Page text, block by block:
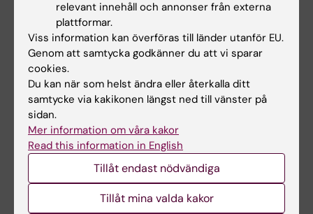
tentamina/prov ges inte något ytterligare
examinationstillfälle. Som examinationstillfälle
räknas de gånger studenten deltagit i ett och
samma prov. Inlämning av blank skrivning
räknas som examinationstillfälle.
Examinationstillfälle till vilket studenten anmält
sig men inte deltagit räknas inte som
examinationstillfälle.
För sent inlämnade examinationsuppgifter
beaktas ej. Studenter som inte lämnat in i tid
relevant innehåll och annonser från externa
plattformar.
Viss information kan överföras till länder utanför EU.
Genom att samtycka godkänner du att vi sparar
cookies.
Du kan när som helst ändra eller återkalla ditt
samtycke via kakikonen längst ned till vänster på
sidan.
Mer information om våra kakor
Read this information in English
Tillåt endast nödvändiga
Tillåt mina valda kakor